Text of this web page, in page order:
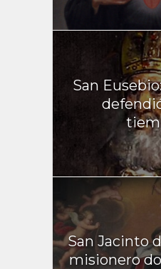
San
San Jacinto
misionero